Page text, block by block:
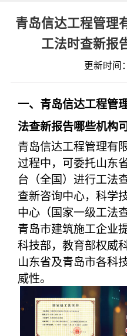
青岛信达工程管理
工法时查新报
更新时间
一、青岛信达工程管
法查新报告哪些机构
青岛信达工程管理有
过程中，可委托山东
台（全国）进行工法
查新咨询中心，科学
中心（国家一级工法
青岛市建筑施工企业
科技部，教育部权威
山东省及青岛市各科
威性。